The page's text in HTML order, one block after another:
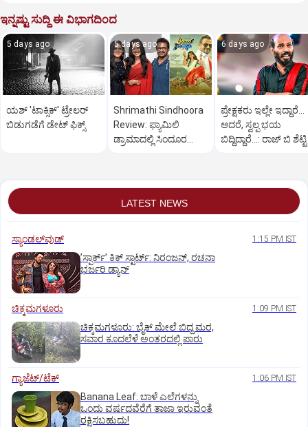
ಇನ್ನಷ್ಟು ಸುದ್ದಿ ಈ ವಿಭಾಗದಿಂದ
5 days ago
ಯಶ್ 'ಟಾಕ್ಸಿಕ್' ಟ್ರೇಲರ್
ಬಿಡುಗಡೆಗೆ ಡೇಟ್ ಫಿಕ್ಸ್
5 days ago
Shrimathi Sindhoora
Review: ಫ್ಯಾಮಿಲಿ
ಡ್ರಾಮಾದಲ್ಲಿ ಸಿಂದೂರ
6 days ago
ಪ್ರೇಕ್ಷಕರು ಇಲ್ಲೇ ಇದ್ದಾರೆ...
ಆದರೆ, ಸ್ವಲ್ಪ ಭಯ
ಬಿದ್ದಿದ್ದಾರೆ...: ರಾಜ್‌ ಬಿ ಶೆಟ್ಟಿ
LATEST NEWS
ಸ್ಯಾಂಡಲ್‌ವುಡ್‌ 1:15 PM IST
ʼಸ್ಪಾರ್ಕ್ʼ ಕಿಕ್‌ ಸ್ಟಾರ್ಟ್‌: ನಿರಂಜನ್‌, ರಚನಾ
ಭರ್ಜರಿ ಡ್ಯಾನ್‌
ಚಿಕ್ಕಮಗಳೂರು 1:09 PM IST
ಚಿಕ್ಕಮಗಳೂರು: ಬೈಕ್ ಮೇಲೆ ಬಿದ್ದ ಮರ,
ಸವಾರ ಕೂದಲೆಳೆ ಅಂತರದಲ್ಲಿ ಪಾರು
ಗ್ಯಾಜೆಟ್/ಟೆಕ್ 1:06 PM IST
Banana Leaf: ಬಾಳೆ ಎಲೆಗಳನ್ನು
ಒಂದು ವರ್ಷದವೆರೆಗೆ ತಾಜಾ ಇರುವಂತೆ
ರಕ್ಷಿಸಬಹುದು!